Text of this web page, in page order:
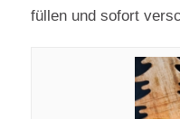
füllen und sofort